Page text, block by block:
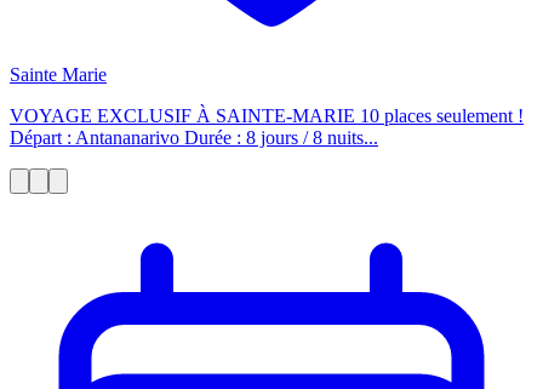
Sainte Marie
VOYAGE EXCLUSIF À SAINTE-MARIE 10 places seulement !
Départ : Antananarivo Durée : 8 jours / 8 nuits...